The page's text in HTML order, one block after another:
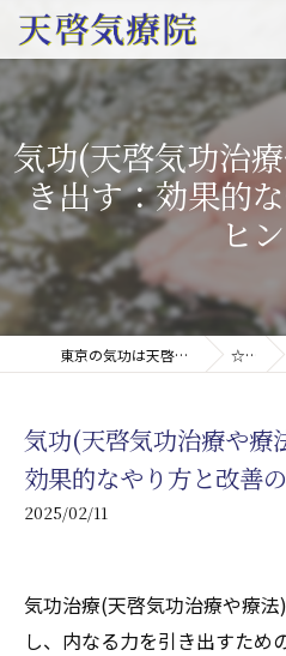
気功(天啓気功治
き出す：効果的
ヒ
東京の気功は天啓気療院(天啓気功療法治療院) ☆コラム
気功(天啓気功治療や療
効果的なやり方と改善
2025/02/11
気功治療(天啓気功治療や療
し、内なる力を引き出すため